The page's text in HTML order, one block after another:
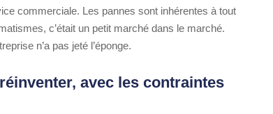
commerciale. Les pannes sont inhérentes à tout
c’était un petit marché dans le marché.
n’a pas jeté l’éponge.
avec les contraintes